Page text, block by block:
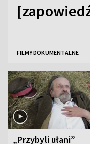
FILMY DOKUMENTALNE
„Przybyli ułani”